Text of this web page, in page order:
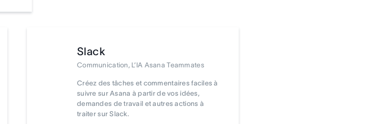
Slack
Communication, L’IA Asana Teammates
Créez des tâches et commentaires faciles à
suivre sur Asana à partir de vos idées,
demandes de travail et autres actions à
traiter sur Slack.